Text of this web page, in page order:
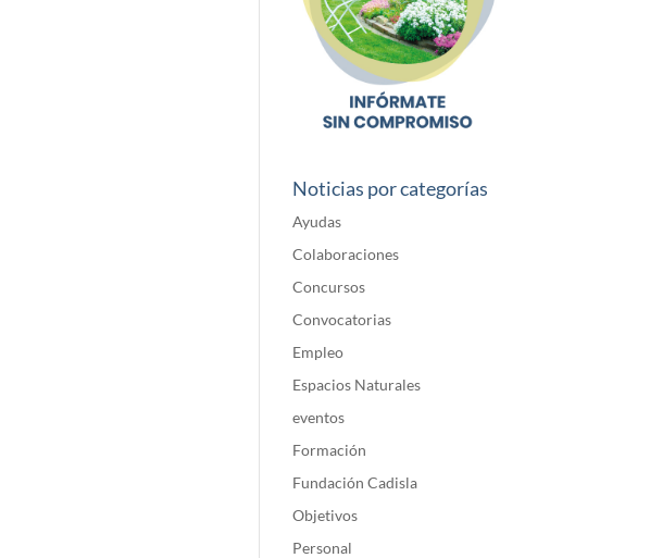
Noticias por categorías
Ayudas
Colaboraciones
Concursos
Convocatorias
Empleo
Espacios Naturales
eventos
Formación
Fundación Cadisla
Objetivos
Personal